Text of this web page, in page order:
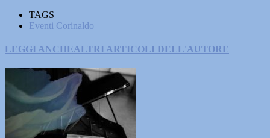
TAGS
Eventi Corinaldo
LEGGI ANCHEALTRI ARTICOLI DELL'AUTORE